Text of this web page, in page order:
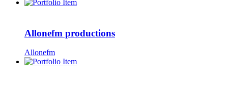
Allonefm productions
Allonefm